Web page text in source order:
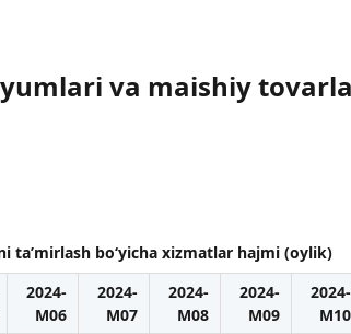
va maishiy
bo‘yicha xizmatlar hajmi (oylik)
2024-
M06
2024-
M07
2024-
M08
2024-
M09
2024-
M10